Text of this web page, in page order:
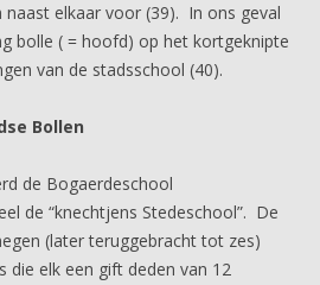
naast elkaar voor (39). In ons geval
bolle ( = hoofd) op het kortgeknipte
van de stadsschool (40).
Bollen
de Bogaerdeschool
de “knechtjens Stedeschool”. De
(later teruggebracht tot zes)
die elk een gift deden van 12